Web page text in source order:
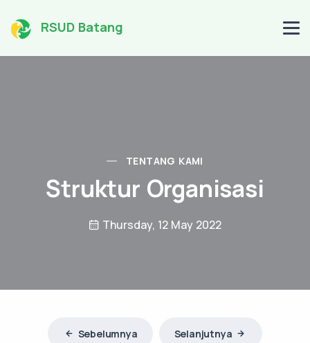
RSUD Batang
TENTANG KAMI
Struktur Organisasi
Thursday, 12 May 2022
Sebelumnya Selanjutnya